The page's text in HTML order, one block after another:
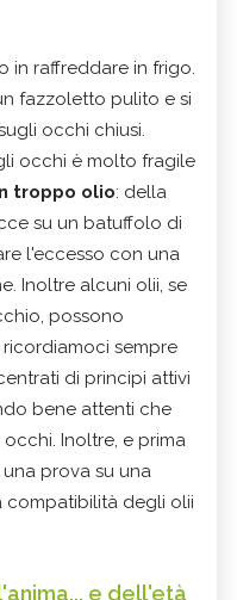
in raffreddare in frigo.
fazzoletto pulito e si
occhi chiusi.
occhi è molto fragile
troppo olio: della
su un batuffolo di
l'eccesso con una
Inoltre alcuni olii, se
possono
sempre
di principi attivi
bene attenti che
Inoltre, e prima
prova su una
compatibilità degli olii
e dell'età